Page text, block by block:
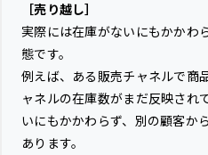
［売り越し］
実際には在庫がないにもかかわ
態です。
例えば、ある販売チャネルで商
ャネルの在庫数がまだ反映され
いにもかかわらず、別の顧客か
あります。